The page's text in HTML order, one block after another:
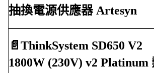
抽換電源供應器 Artesyn
📄️ ThinkSystem SD650 V2
1800W (230V) v2 Platinum